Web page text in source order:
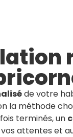
de votre
la méthode
terminés, un
attentes et